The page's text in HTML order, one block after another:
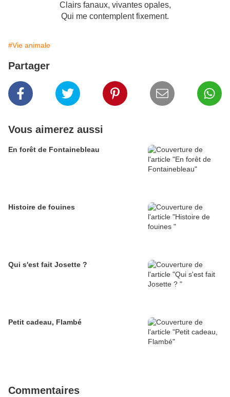
Clairs fanaux, vivantes opales,
Qui me contemplent fixement.
#Vie animale
Partager
Vous aimerez aussi
En forêt de Fontainebleau
Histoire de fouines
Qui s'est fait Josette ?
Petit cadeau, Flambé
Commentaires